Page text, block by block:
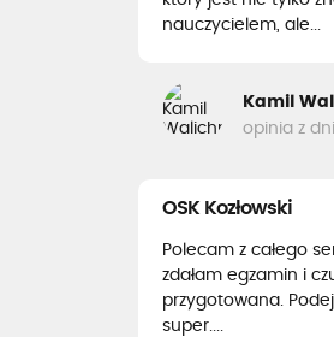
nauczycielem, ale...
Kamil
opinia z
OSK Kozłowski
Polecam z całego
zdałam egzamin i
przygotowana.
super....